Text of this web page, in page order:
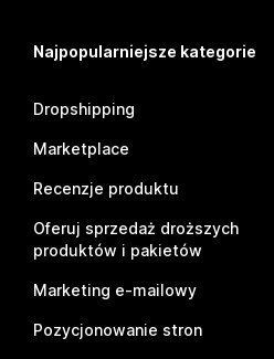
Najpopularniejsze kategorie
Dropshipping
Marketplace
Recenzje produktu
Oferuj sprzedaż droższych
produktów i pakietów
Marketing e-mailowy
Pozycjonowanie stron